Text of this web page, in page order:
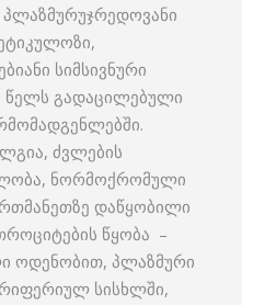
სიმსივნური
წელს გადაცილებული
ძვლების
ნორმოქრომული
დაწყობილი
წყობა –
ოდენობით, პლაზმური
სისხლში,